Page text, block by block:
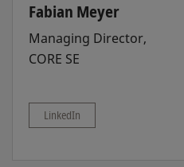
Fabian Meyer
Managing Director,
CORE SE
LinkedIn